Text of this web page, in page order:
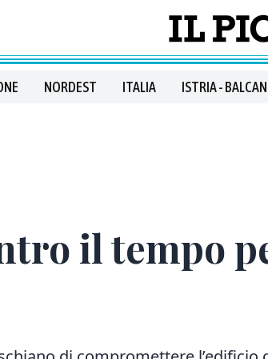
NORDEST ITALIA ISTRIA -
il tempo